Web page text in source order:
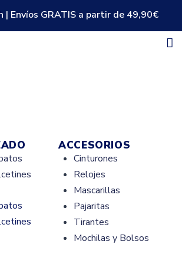
| Envíos GRATIS a partir de 49,90€
ACCESORIOS
Cinturones
Relojes
Mascarillas
Pajaritas
Tirantes
Mochilas y Bolsos